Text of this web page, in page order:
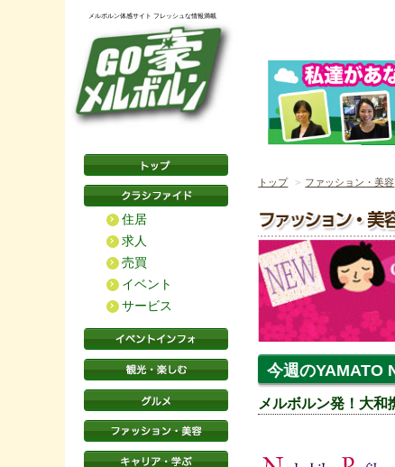
メルボルン体感サイト フレッシュな情報満載
住居
求人
売買
イベント
サービス
トップ ファッション・美容
今週のYAMATO
メルボルン発！大和